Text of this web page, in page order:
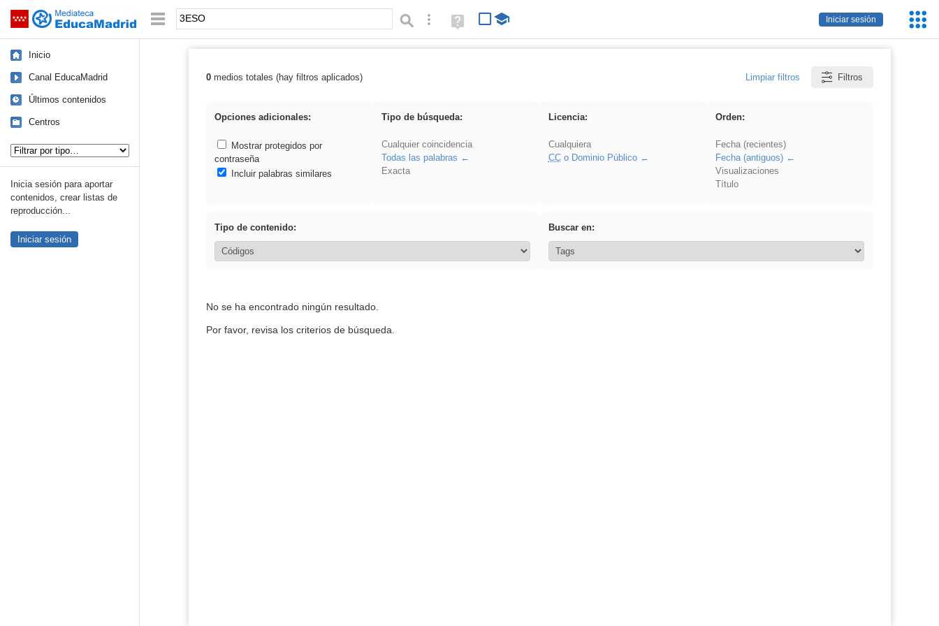
Saltar navegación
Iniciar sesión
Palabra o frase: Búsqueda avanzada
Ayuda
(en
Inicio
Canal EducaMadrid
Últimos contenidos
Centros
Inicia sesión para aportar
contenidos, crear listas de
reproducción...
Iniciar sesión
Resultados de: 3ESO
0medios totales (hay filtros aplicados) Limpiar filtros Filtros
Opciones adicionales:
Mostrar protegidos por
contraseña
Incluir palabras similares
Tipo de búsqueda:
Cualquier coincidencia
Todas las palabras
Exacta
Licencia:
Cualquiera
CCo Dominio Público
Orden:
Fecha (recientes)
Fecha (antiguos)
Visualizaciones
Título
Tipo de contenido: Buscar en:
No se ha encontrado ningún resultado.
Por favor, revisa los criterios de búsqueda.